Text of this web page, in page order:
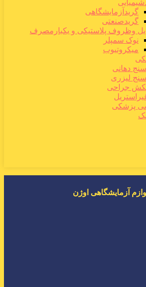
گریدآزمایشگاهی
گریدصنعتی
وظروف پلاستیکی و یکبارمصرف
نوک سمپلر
میکروتیوب
دهانی
لیزری
جراحی
پزشکی
آزمایشگاهی اوژن